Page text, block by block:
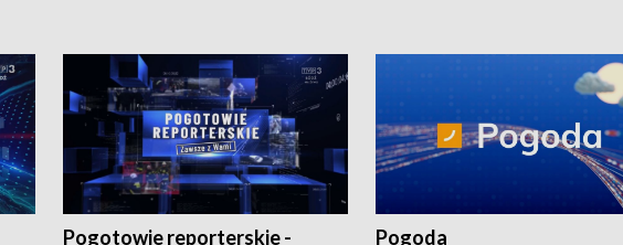
Pogotowie reporterskie -
Pogoda